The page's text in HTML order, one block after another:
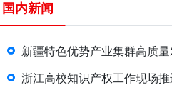
国内新闻
新疆特色优势产业集群高质
浙江高校知识产权工作现场